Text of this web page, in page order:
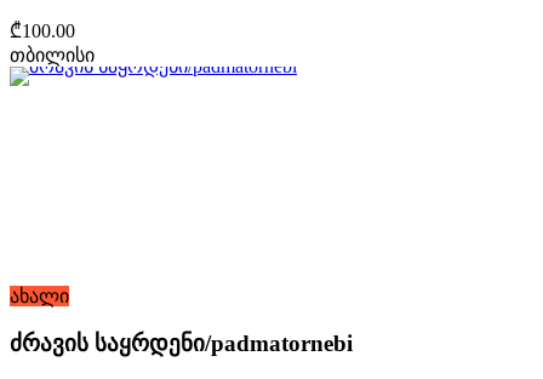
₾100.00
თბილისი
ახალი
ძრავის საყრდენი/padmatornebi